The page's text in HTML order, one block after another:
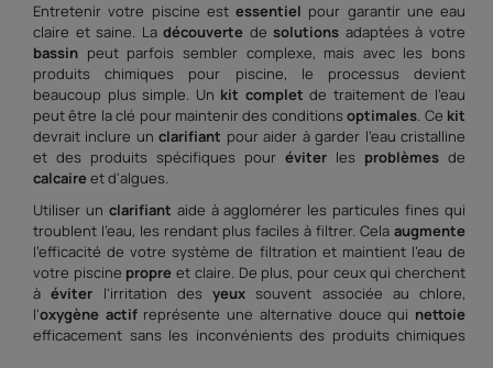
Entretenir votre piscine est essentiel pour garantir une eau
claire et saine. Ladécouverte desolutions adaptées à votre
bassin peut parfois sembler complexe, mais avec les bons
produits chimiques pour piscine, le processus devient
beaucoup plus simple. Un kit complet de traitement de l'eau
peut être la clé pour maintenir des conditionsoptimales. Ce kit
devrait inclure unclarifiant pour aider à garder l'eau cristalline
et des produits spécifiques pour éviter les problèmes de
calcaireet d'algues.
Utiliser un clarifiant aide à agglomérer les particules fines qui
troublent l'eau, les rendant plus faciles à filtrer. Cela augmente
l'efficacité de votre système de filtration et maintient l'eau de
votre piscine propre et claire. De plus, pour ceux qui cherchent
àéviter l'irritation des yeux souvent associée au chlore,
l'oxygène actifreprésente une alternative douce qui nettoie
efficacement sans les inconvénients des produits chimiques